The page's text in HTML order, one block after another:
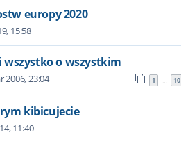
europy 2020
15:58
wszystko o wszystkim
2006, 23:04 1 … 10
kibicujecie
11:40